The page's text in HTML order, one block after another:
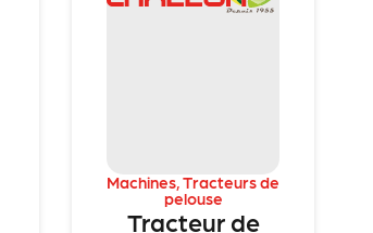
Machines,Tracteurs de
pelouse
Tracteur de